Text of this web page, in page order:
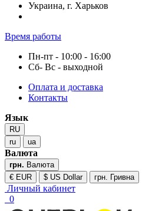
Украина, г. Харьков
Время работы
Пн-пт - 10:00 - 16:00
Сб- Вс - выходной
Оплата и доставка
Контакты
Язык
RU
ru
ua
Валюта
грн. Валюта
€ EUR
$ US Dollar грн. Гривна
Личный кабинет
0